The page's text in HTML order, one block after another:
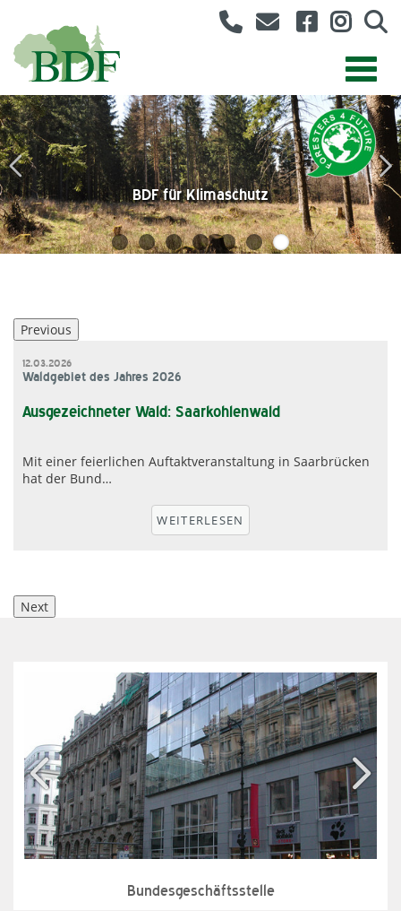
Bund Deutscher Forstleute
BDF-Jugend
Forstwirtvertretung
Berufsbilder
Angestelltenvertretung
AK Forstliche Umweltbildung
BDF für Klimaschutz
Previous
12.03.2026
Waldgebiet des Jahres 2026
Ausgezeichneter Wald: Saarkohlenwald
Mit einer feierlichen Auftaktveranstaltung in Saarbrücken
hat der Bund…
WEITERLESEN
Next
Bundesgeschäftsstelle